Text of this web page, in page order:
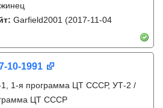
Garfield2001 (2017-11-04
10-1991
1-я программа ЦТ СССР, УТ-2 /
ЦТ СССР